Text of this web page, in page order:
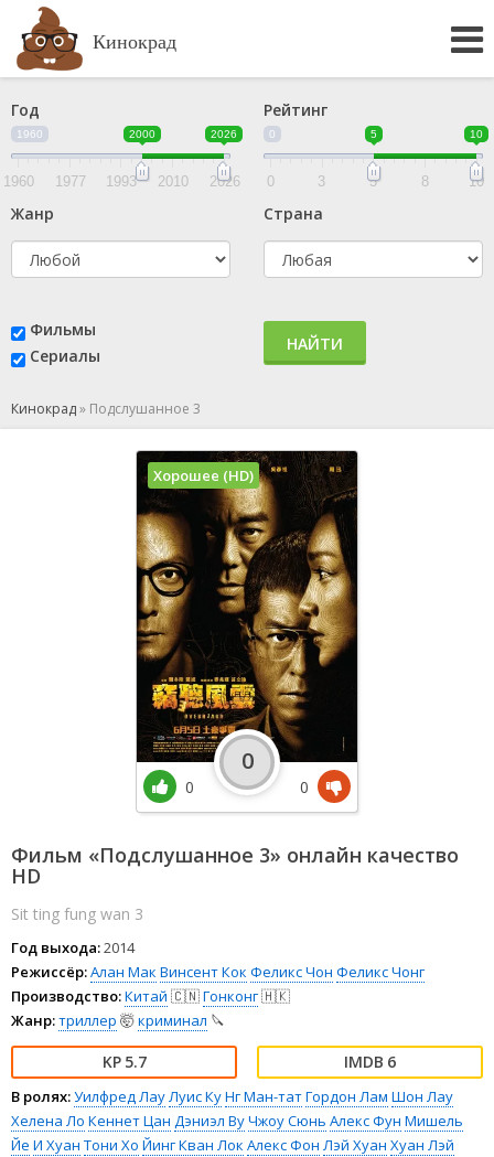
Кинокрад
Год
1960 2000 2026
1960 1977 1993 2010 2026
Рейтинг
0 5 10
0 3 5 8 10
Жанр Страна
Фильмы
Сериалы
НАЙТИ
Кинокрад» Подслушанное 3
Фильм «Подслушанное 3» онлайн качество
HD
Sit ting fung wan 3
Год выхода:2014
Режиссёр:Алан Мак Винсент Кок Феликс Чон Феликс Чонг
Производство:Китай 🇨🇳Гонконг🇭🇰
Жанр:триллер 🤯криминал 🔪
5.7 6
В ролях:Уилфред ЛауЛуис КуНг Ман-татГордон Лам Шон Лау
Хелена Ло Кеннет Цан Дэниэл ВуЧжоу Сюнь Алекс Фун Мишель
Йе И Хуан Тони Хо Йинг Кван Лок Алекс Фон Лэй Хуан Хуан Лэй
Хорошее (HD)
0
0
0